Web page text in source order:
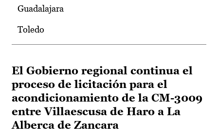
Guadalajara
Toledo
El Gobierno regional continua el
proceso de licitación para el
acondicionamiento de la CM-3009
entre Villaescusa de Haro a La
Alberca de Zancara